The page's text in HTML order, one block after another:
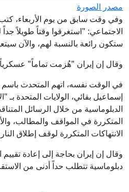
مصدر الصورة
وفي وقت سابق من يوم الأربعاء،
الاجتماعي: "استغرقوا وقتاً طويلاً
ستكون رائعة بالنسبة لهم، والآن
وقال إن إيران "هُزمت تماماً"
في الوقت نفسه، اتهم المتحدث باسم
إسماعيل بقائي، الولايات المتحدة بـ
الدبلوماسية من خلال الرسائل
المتكررة في المواقف والمطالب،
الانتهاكات المتكررة لوقف إطلاق
وقال إن إيران بحاجة إلى إعادة
دبلوماسية تتطلب حداً أدنى من